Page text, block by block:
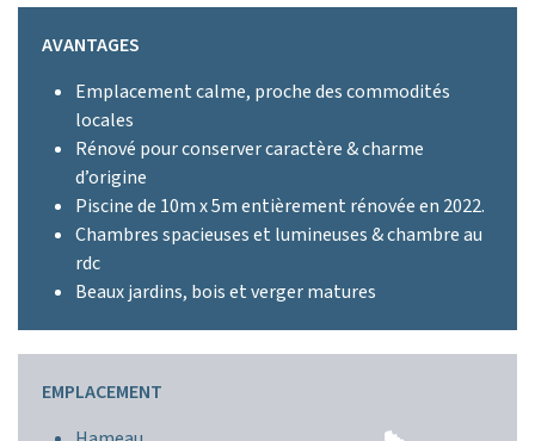
AVANTAGES
Emplacement calme, proche des commodités
locales
Rénové pour conserver caractère & charme
d’origine
Piscine de 10m x 5m entièrement rénovée en 2022.
Chambres spacieuses et lumineuses & chambre au
rdc
Beaux jardins, bois et verger matures
EMPLACEMENT